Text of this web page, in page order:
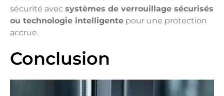
sécurité avec systèmes de verrouillage sécurisés
ou technologie intelligente pour une protection
accrue.
Conclusion